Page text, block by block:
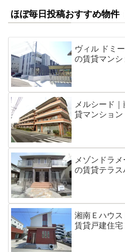
ほぼ毎日投稿おすすめ物件
ヴィル ドミ
の賃貸マンシ
メルシード
貸マンション
メゾンドラ
の賃貸テラス
湘南Ｅハウ
賃貸戸建住宅